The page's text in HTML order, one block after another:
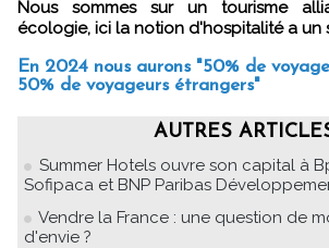
Nous sommes sur un tourisme
écologie, ici la notion d'hospitalité a un
En 2024 nous aurons "50% de
50% de voyageurs étrangers"
AUTRES
Summer Hotels ouvre son capital à
Sofipaca et BNP Paribas
Vendre la France : une question de
d'envie ?